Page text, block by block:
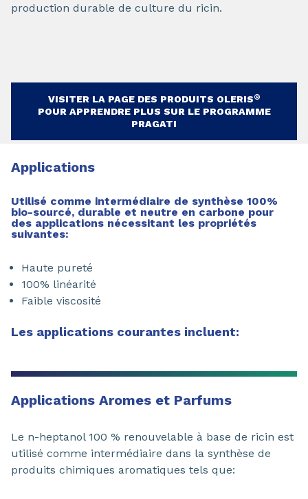
production durable de culture du ricin.
VISITER LA PAGE DES PRODUITS OLERIS®
POUR APPRENDRE PLUS SUR LE PROGRAMME
PRAGATI
Applications
Utilisé comme intermédiaire de synthèse 100%
bio-sourcé, durable et neutre en carbone pour
des applications nécessitant les propriétés
suivantes:
Haute pureté
100% linéarité
Faible viscosité
Les applications courantes incluent:
Applications Aromes et Parfums
Le n-heptanol 100 % renouvelable à base de ricin est
utilisé comme intermédiaire dans la synthèse de
produits chimiques aromatiques tels que: